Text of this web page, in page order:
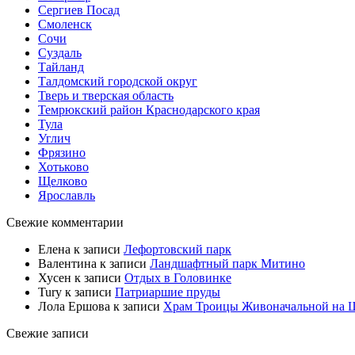
Сергиев Посад
Смоленск
Сочи
Суздаль
Тайланд
Талдомский городской округ
Тверь и тверская область
Темрюкский район Краснодарского края
Тула
Углич
Фрязино
Хотьково
Щелково
Ярославль
Свежие комментарии
Елена к записи Лефортовский парк
Валентина к записи Ландшафтный парк Митино
Хусен к записи Отдых в Головинке
Tury к записи Патриаршие пруды
Лола Ершова к записи Храм Троицы Живоначальной на
Свежие записи